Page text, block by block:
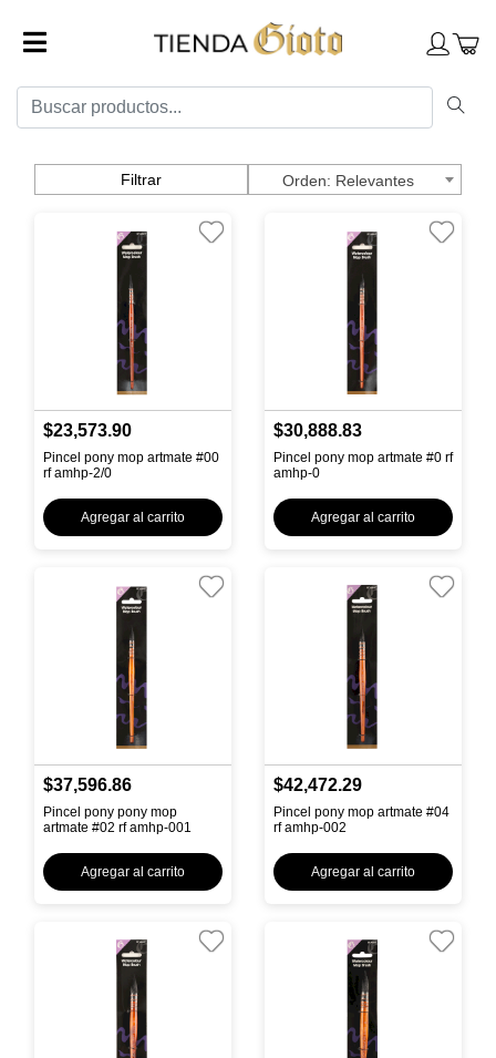
Filtrar Relevantes
$23,573.90
Pincel pony mop artmate #00
rf amhp-2/0
Agregar al carrito
$30,888.83
Pincel pony mop artmate #0 rf
amhp-0
Agregar al carrito
$37,596.86
Pincel pony pony mop
artmate #02 rf amhp-001
Agregar al carrito
$42,472.29
Pincel pony mop artmate #04
rf amhp-002
Agregar al carrito